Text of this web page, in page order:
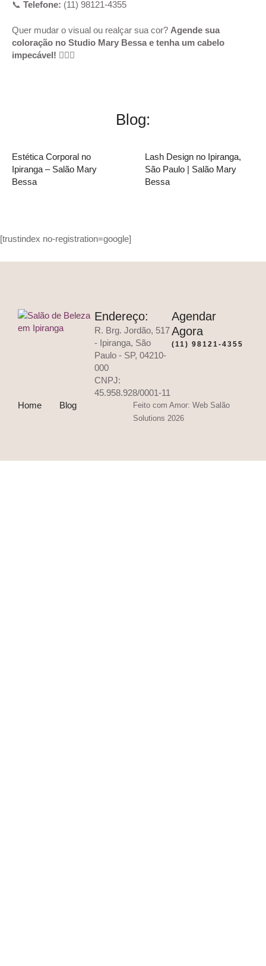
📞 Telefone: (11) 98121-4355
Quer mudar o visual ou realçar sua cor? Agende sua
coloração no Studio Mary Bessa e tenha um cabelo
impecável! 💇‍♀️✨
Blog:
Estética Corporal no
Ipiranga – Salão Mary
Bessa
Lash Design no Ipiranga,
São Paulo | Salão Mary
Bessa
[trustindex no-registration=google]
Endereço:
R. Brg. Jordão, 517
- Ipiranga, São
Paulo - SP, 04210-
000
CNPJ:
45.958.928/0001-11
Agendar
Agora
(11) 98121-4355
Home Blog
Feito com Amor: Web Salão
Solutions 2026